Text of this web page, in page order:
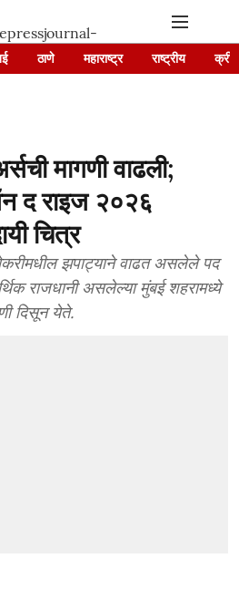
ठाणे महाराष्ट्र राष्ट्रीय
मागणी वाढली;
द राइज २०२६
चित्र
झपाट्याने वाढत असलेले पद
राजधानी असलेल्या मुंबई शहरामध्ये
दिसून येते.